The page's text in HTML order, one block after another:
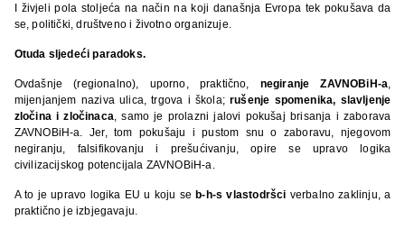
I živjeli pola stoljeća na način na koji današnja Evropa tek pokušava da
se, politički, društveno i životno organizuje.
Otuda sljedeći paradoks.
Ovdašnje (regionalno), uporno, praktično, negiranje ZAVNOBiH-a
mijenjanjem naziva ulica, trgova i škola;rušenje spomenika, slavljenje
zločina i zločinaca , samo je prolazni jalovi pokušaj brisanja i zaborava
ZAVNOBiH-a. Jer, tom pokušaju i pustom snu o zaboravu, njegovom
negiranju, falsifikovanju i prešućivanju, opire se upravo logika
civilizacijskog potencijala ZAVNOBiH-a.
A to je upravo logika EU u koju seb-h-s vlastodršci verbalno zaklinju, a
praktično je izbjegavaju.